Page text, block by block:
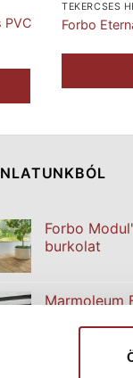
PVC
TEKERCSES
Forbo
Forbo
burkolat
Marmoleum